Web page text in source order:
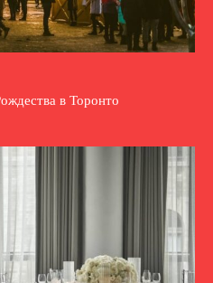
в Торонто